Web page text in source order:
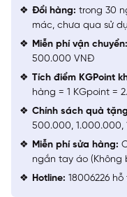
Đổi hàng: trong 30
mác, chưa qua sử
Miễn phí vận chuyển:
500.000 VNĐ
Tích điểm KGPoint
hàng = 1 KGpoint =
Chính sách quà
500.000, 1.000.000,
Miễn phí sửa hàng:
ngắn tay áo (Không
Hotline: 18006226